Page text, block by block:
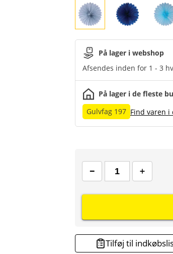
På lager i webshop
Afsendes inden for 1 - 3
På lager i de fleste
Gulvfag 197 Find varen
Tilføj til